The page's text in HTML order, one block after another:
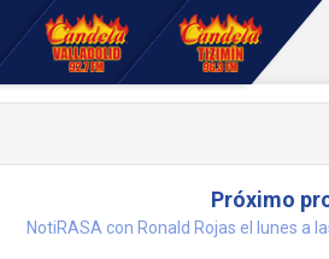
Próximo
NotiRASA con Ronald Rojas el lunes a